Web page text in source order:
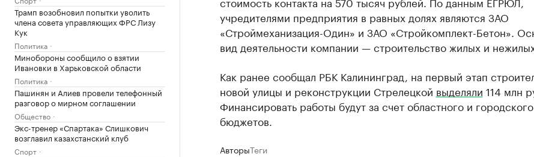
Трамп возобновил попытки уволить
члена совета управляющих ФРС Лизу
Кук
Политика
Минобороны сообщило о взятии
Ивановки в Харьковской области
Политика
Пашинян и Алиев провели телефонный
разговор о мирном соглашении
Общество
Экс-тренер «Спартака» Слишкович
возглавил казахстанский клуб
Спорт
учредителями предприятия в равных долях являются ЗАО
«Строймеханизация-Один» и ЗАО «Стройкомплект-Бетон».
вид деятельности компании — строительство жилых и
Как ранее сообщал РБК Калининград, на первый этап
новой улицы и реконструкции Стрелецкой выделяли 114 млн
Финансировать работы будут за счет областного и городского
бюджетов.
АвторыТеги